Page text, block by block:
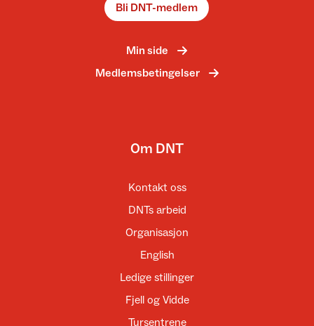
Bli DNT-medlem
Min side
Medlemsbetingelser
Om DNT
Kontakt oss
DNTs arbeid
Organisasjon
English
Ledige stillinger
Fjell og Vidde
Tursentrene